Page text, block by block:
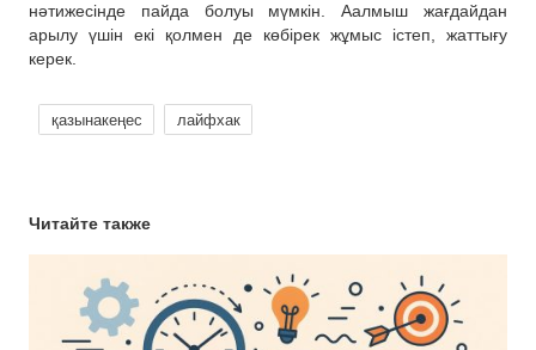
нәтижесінде пайда болуы мүмкін. Аалмыш жағдайдан
арылу үшін екі қолмен де көбірек жұмыс істеп, жаттығу
керек.
қазынакеңес лайфхак
Читайте также